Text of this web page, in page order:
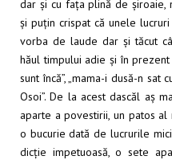
dar și cu fața plină de șiroaie,
și puțin crispat că unele
vorba de laude dar și tăcut
hăul timpului adie și în
sunt încă”, „mama-i dusă-n sat
Osoi”. De la acest dascăl aș
aparte a povestirii, un patos
o bucurie dată de lucrurile
dicție impetuoasă, o sete